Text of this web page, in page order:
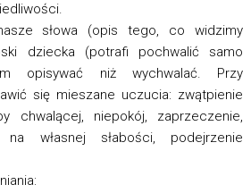
słowa (opis tego, co widzimy
dziecka (potrafi pochwalić samo
opisywać niż wychwalać. Przy
się mieszane uczucia: zwątpienie
chwalącej, niepokój, zaprzeczenie,
na własnej słabości, podejrzenie